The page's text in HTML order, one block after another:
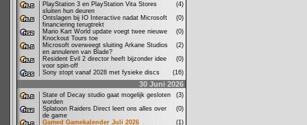
PlayStation 3 en PlayStation Vita Stores
sluiten hun deuren
(4)
Ontslagen bij IO Interactive nadat Microsoft
financiering terugtrekt
(0)
Mario Kart World update voegt twee nieuwe
Knockout Tours toe
(0)
Microsoft overweegt sluiting Arkane Studios
en annuleren van Blade?
(2)
Resident Evil 2 director heeft bijzonder idee
voor spin-off
(0)
Sony stopt vanaf 2028 met fysieke discs
(16)
30 Juni 2026
State of Decay studio gaat mogelijk gesloten
worden
(3)
Splatoon Raiders Direct leert ons alles over
de game
(0)
Gamed Gamekalender Juli 2026
(1)